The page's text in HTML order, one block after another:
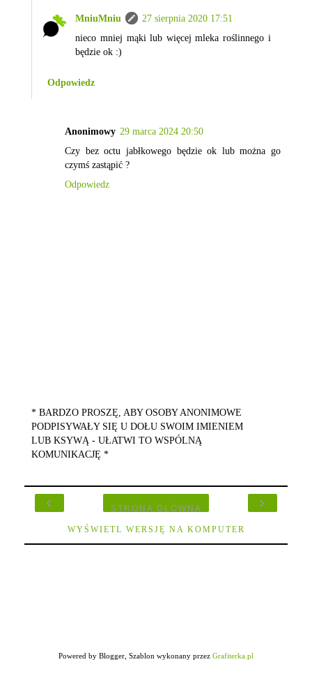
MniuMniu
27 sierpnia 2020 17:51
nieco mniej mąki lub więcej mleka roślinnego i
będzie ok :)
Odpowiedz
Anonimowy 29 marca 2024 20:50
Czy bez octu jabłkowego będzie ok lub można go
czymś zastąpić ?
Odpowiedz
* BARDZO PROSZĘ, ABY OSOBY ANONIMOWE
PODPISYWAŁY SIĘ U DOŁU SWOIM IMIENIEM
LUB KSYWĄ - UŁATWI TO WSPÓLNĄ
KOMUNIKACJĘ *
‹ ›
STRONA GŁÓWNA
WYŚWIETL WERSJĘ NA KOMPUTER
Powered by Blogger, Szablon wykonany przez Grafiterka.pl